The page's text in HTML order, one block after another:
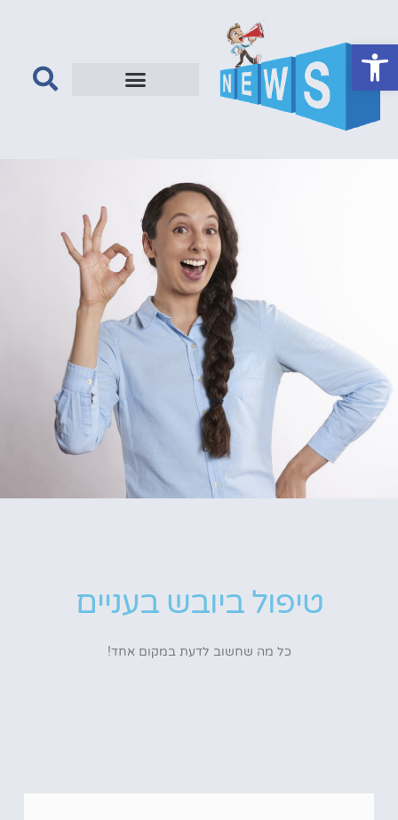
טיפול ביובש בעניים
כל מה שחשוב לדעת במקום אחד!
פתח סרגל נגישות